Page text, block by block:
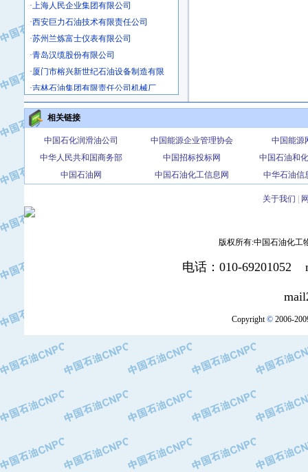
·西安巨力石油技术有限责任公司
·苏州兰炼富士仪表有限公司
·青岛汉缆股份有限公司
·厦门市榕兴新世纪石油设备制造有限
·吉林石油集团有限责任公司机械厂
·大港油田集团中成机械制造有限公司
·承德司达石油装备开发公司
·大港油田集团中成机械制造有限公司
·四川明星电缆有限公司
·中国石油大庆石油化工总厂
·北京三盈联合石油技术有限公司
·北京长空工业有限公司
·河北保定天威集团特变电气有限公司
·中国石油抚顺石化公司
·中国石油辽阳石油化纤公司
·托肯恒山科技（广州）有限公司
·中国石油兰州石油化工公司
·大庆油田有限责任公司
·中国石油辽河油田分公司
相关链接
中国石化润滑油公司 中国能源企业管理协会
中国能源
中华人民共和国商务部
中国招标投标网
中国石油和
中国石油网
中国石油化工信息网 中华石油信
关于我们
版权所有:中国石油化工
电话：010-69201052
Copyright©2006-